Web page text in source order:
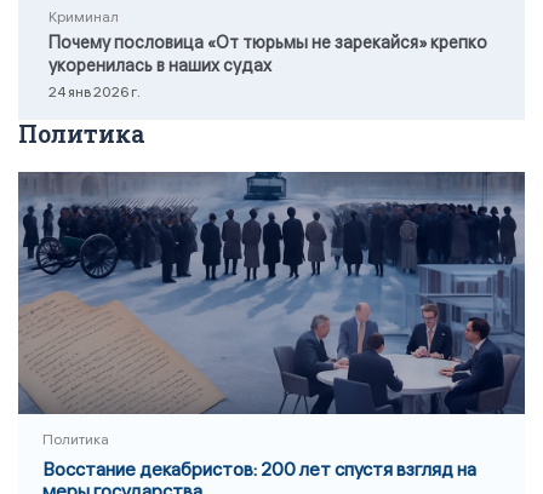
Криминал
Почему пословица «От тюрьмы не зарекайся» крепко
укоренилась в наших судах
24 янв 2026 г.
Политика
Политика
Восстание декабристов: 200 лет спустя взгляд на